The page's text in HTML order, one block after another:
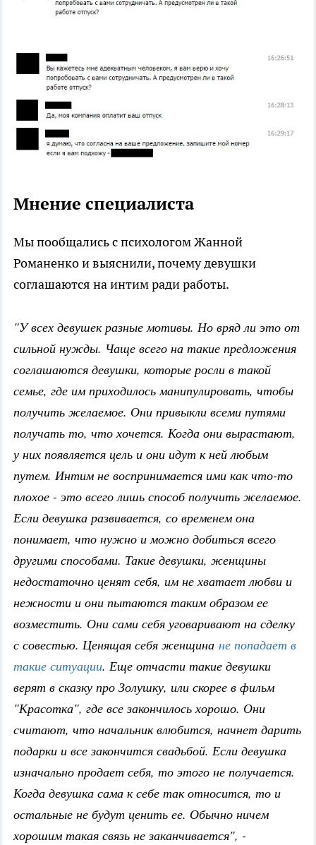
Мнение специалиста
Мы пообщались с психологом Жанной
Романенко и выяснили, почему девушки
соглашаются на интим ради работы.
"У всех девушек разные мотивы. Но вряд ли это от
сильной нужды. Чаще всего на такие предложения
соглашаются девушки, которые росли в такой
семье, где им приходилось манипулировать, чтобы
получить желаемое. Они привыкли всеми путями
получать то, что хочется. Когда они вырастают,
у них появляется цель и они идут к ней любым
путем. Интим не воспринимается ими как что-то
плохое - это всего лишь способ получить желаемое.
Если девушка развивается, со временем она
понимает, что нужно и можно добиться всего
другими способами. Такие девушки, женщины
недостаточно ценят себя, им не хватает любви и
нежности и они пытаются таким образом ее
возместить. Они сами себя уговаривают на сделку
с совестью. Ценящая себя женщина не попадает в
такие ситуации. Еще отчасти такие девушки
верят в сказку про Золушку, или скорее в фильм
"Красотка", где все закончилось хорошо. Они
считают, что начальник влюбится, начнет дарить
подарки и все закончится свадьбой. Если девушка
изначально продает себя, то этого не получается.
Когда девушка сама к себе так относится, то и
остальные не будут ценить ее. Обычно ничем
хорошим такая связь не заканчивается", -